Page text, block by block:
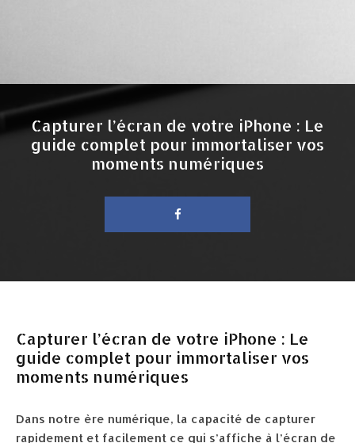
Capturer l’écran de votre iPhone : Le
guide complet pour immortaliser vos
moments numériques
Capturer l’écran de votre iPhone : Le
guide complet pour immortaliser vos
moments numériques
Dans notre ère numérique, la capacité de capturer
rapidement et facilement ce qui s’affiche à l’écran de